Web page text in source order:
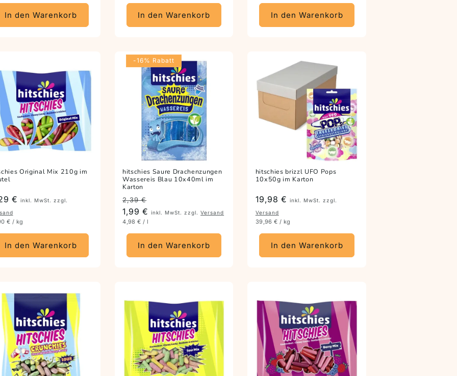
In den Warenkorb In den Warenkorb In den Warenkorb
Original Mix 210g im
€ inkl. MwSt. zzgl.
€ / kg
In den Warenkorb
-16% Rabatt
hitschies Saure Drachenzungen
Wassereis Blau 10x40ml im
Karton
Preis
2,39 €
1,99 €inkl. MwSt. zzgl.Versand
4,98 € / l
In den Warenkorb
hitschies brizzl UFO Pops
10x50g im Karton
Preis
19,98 € inkl. MwSt. zzgl.
Versand
39,96 € / kg
In den Warenkorb